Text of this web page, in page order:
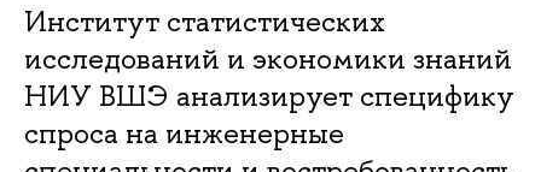
Институт статистических
исследований и экономики знаний
НИУ ВШЭ анализирует специфику
спроса на инженерные